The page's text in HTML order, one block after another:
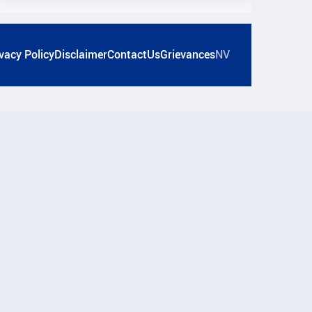
PolicyDisclaimerContactUsGrievancesNV